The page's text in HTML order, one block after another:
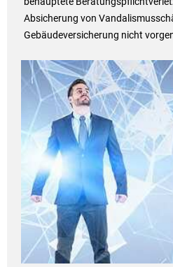
Absicherung von
Gebäudeversicherung nicht